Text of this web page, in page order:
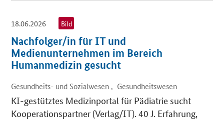
18.06.2026 Bild
Nachfolger/in für IT und
Medienunternehmen im Bereich
Humanmedizin gesucht
Gesundheits- und Sozialwesen , Gesundheitswesen
KI-gestütztes Medizinportal für Pädiatrie sucht
Kooperationspartner (Verlag/IT). 40 J. Erfahrung,